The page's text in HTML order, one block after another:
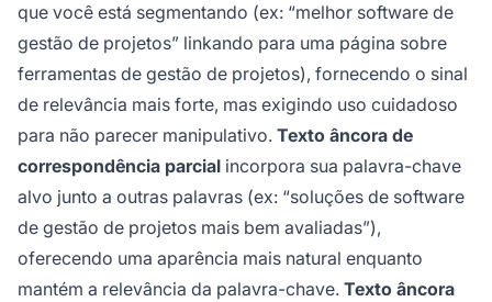
que você está segmentando (ex: “melhor software de
gestão de projetos” linkando para uma página sobre
ferramentas de gestão de projetos), fornecendo o sinal
de relevância mais forte, mas exigindo uso cuidadoso
para não parecer manipulativo. Texto âncora de
correspondência parcial incorpora sua palavra-chave
alvo junto a outras palavras (ex: “soluções de software
de gestão de projetos mais bem avaliadas”),
oferecendo uma aparência mais natural enquanto
mantém a relevância da palavra-chave. Texto âncora